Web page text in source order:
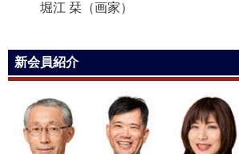
堀江 栞 （画家）
新会員紹介